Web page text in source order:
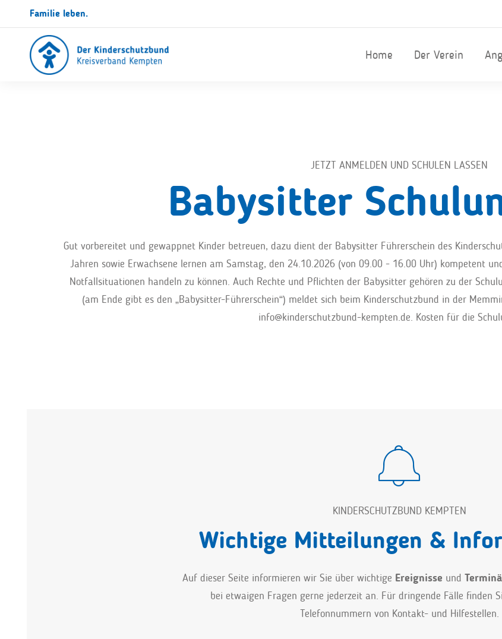
Familie leben.
Home Der Verein
JETZT ANMELDEN UND SCHULEN LASSEN
Babysitter
Gut vorbereitet und gewappnet Kinder betreuen, dazu dient der Babysitter Führerschein des
Jahren sowie Erwachsene lernen am Samstag, den 24.10.2026 (von 09.00 - 16.00 Uhr) kompetent
Notfallsituationen handeln zu können. Auch Rechte und Pflichten der Babysitter gehören zu der
(am Ende gibt es den „Babysitter-Führerschein“) meldet sich beim Kinderschutzbund in der
info@kinderschutzbund-kempten.de. Kosten für die
KINDERSCHUTZBUND KEMPTEN
Wichtige Mitteilungen &
Auf dieser Seite informieren wir Sie über wichtige Ereignisse und
bei etwaigen Fragen gerne jederzeit an. Für dringende Fälle finden
Telefonnummern von Kontakt- und Hilfestellen.